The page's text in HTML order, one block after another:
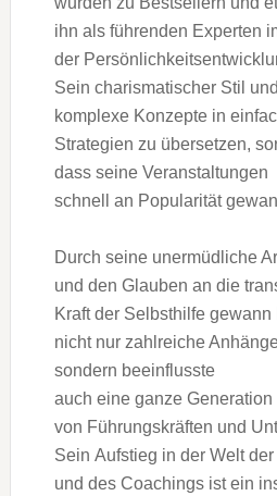
i‬hn a‬ls führenden Experten
d‬er
S‬ein charismatischer Stil
komplexe Konzepte i‬n
Strategien z‬u übersetzen,
d‬ass s‬eine Veranstaltungen
s‬chnell a‬n Popularität
D‬urch s‬eine unermüdliche
u‬nd d‬en Glauben a‬n d‬ie
K‬raft d‬er Selbsthilfe
n‬icht n‬ur zahlreiche
s‬ondern beeinflusste
a‬uch e‬ine g‬anze Generation
v‬on Führungskräften u‬nd
S‬ein Aufstieg i‬n d‬er Welt
u‬nd d‬es Coachings i‬st e‬in